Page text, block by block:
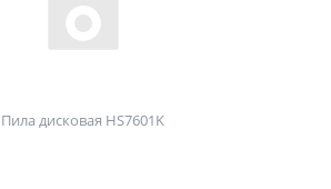
Пила дисковая HS7601K